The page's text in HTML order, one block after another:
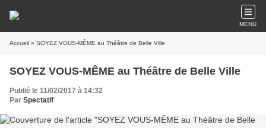
MENU
Accueil » SOYEZ VOUS-MÊME au Théâtre de Belle Ville
SOYEZ VOUS-MÊME au Théâtre de Belle Ville
Publié le 11/02/2017 à 14:32
Par Spectatif